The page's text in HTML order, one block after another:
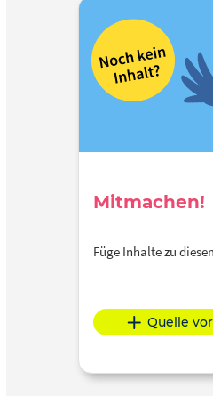
Mitmachen!
Füge Inhalte zu
Quelle